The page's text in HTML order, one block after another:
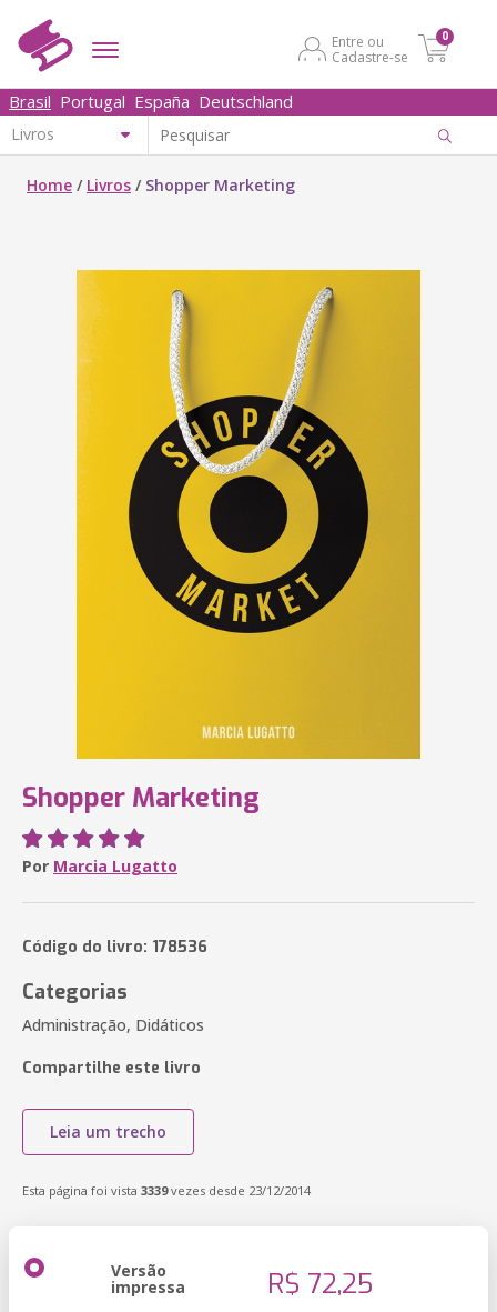
Entre ou
Cadastre-se
0
Brasil Portugal España Deutschland
Home / Livros / Shopper Marketing
Shopper Marketing
Por Marcia Lugatto
Código do livro: 178536
Categorias
Administração, Didáticos
Compartilhe este livro
Leia um trecho
Esta página foi vista 3339vezes desde 23/12/2014
Versão
impressa R$ 72,25